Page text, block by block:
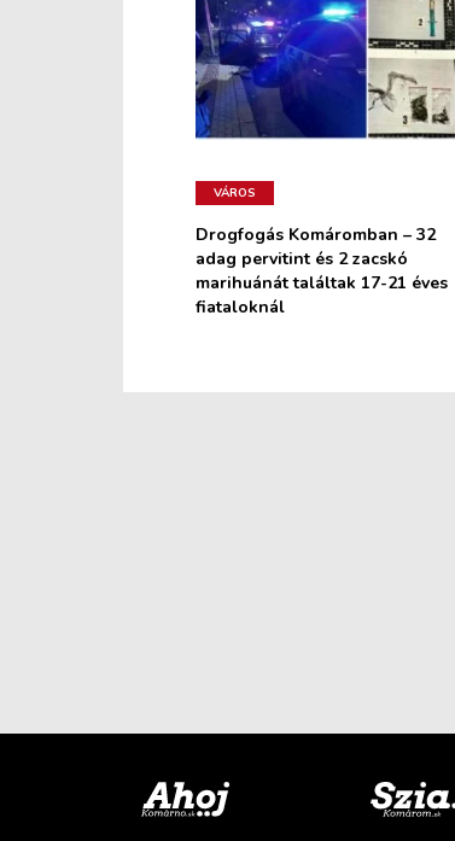
VÁROS
Drogfogás Komáromban – 32
adag pervitint és 2 zacskó
marihuánát találtak 17-21 éves
fiataloknál